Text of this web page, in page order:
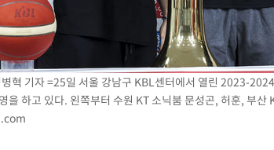
만…'낮 최고 35도' 무더위, 열대야 계속[다음
대 논란 사과…쇄신의 기회로 삼겠다"
란' 축구협회 "실망과 걱정 안겨드려 죄송"
원동해안 최대 150㎜ 비
감…S&P 0.6% 나스닥 1.3%↑
혁 기자 =25일 서울 강남구 KBL센터에서 열린 2023-
을 하고 있다. 왼쪽부터 수원 KT 소닉붐 문성곤, 허훈, 부